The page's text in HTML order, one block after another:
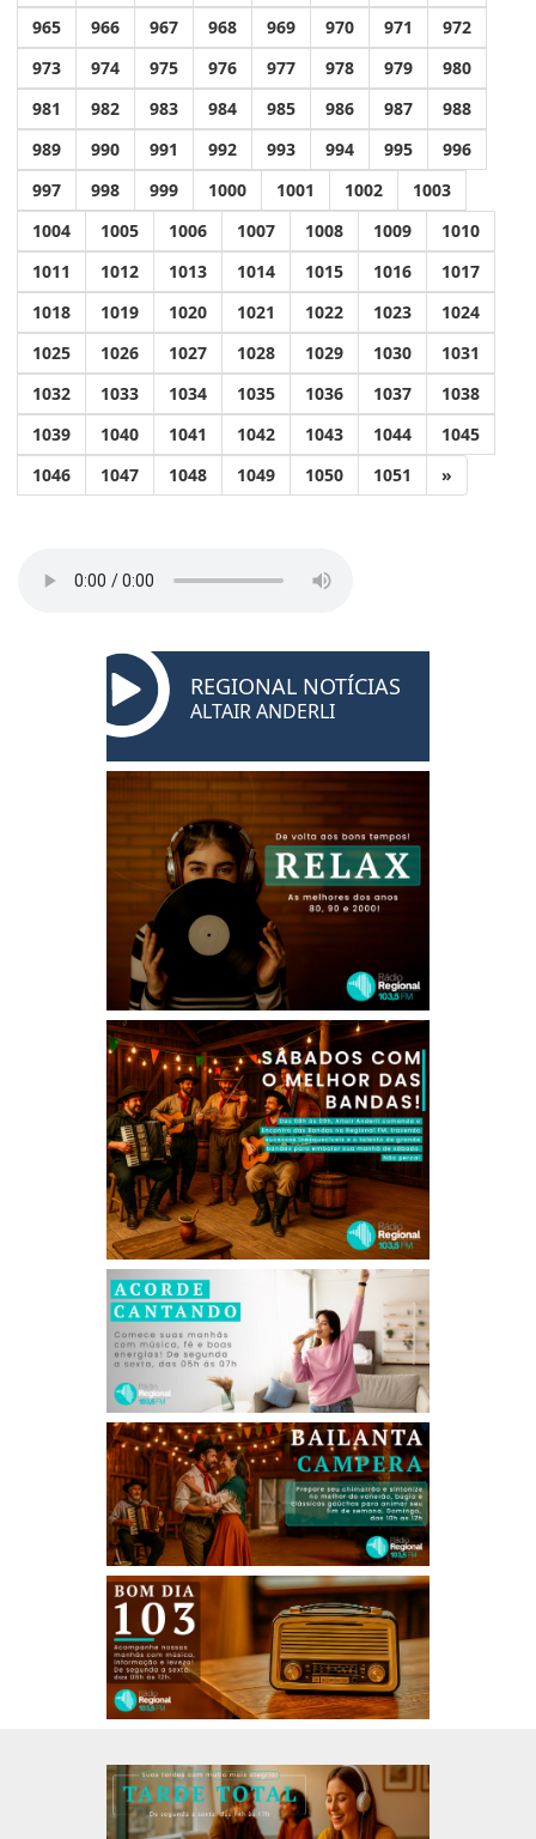
965
966 967 968 969 970 971
972
973
974 975 976 977 978 979
980
981
982 983 984 985 986 987
988
989
990 991 992 993 994 995
996
997
998 999 1000 1001 1002
1003
1004
1005 1006 1007 1008 1009
1010
1011
1012 1013 1014 1015 1016
1017
1018
1019 1020 1021 1022 1023
1024
1025
1026 1027 1028 1029 1030
1031
1032
1033 1034 1035 1036 1037
1038
1039
1040 1041 1042 1043 1044
1045
1046
1047 1048 1049 1050 1051 »
REGIONAL NOTÍCIAS
ALTAIR ANDERLI